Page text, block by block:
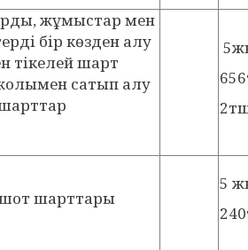
жұмыстар мен
бір көзден алу
тікелей шарт
сатып алу
шот шарттары
5